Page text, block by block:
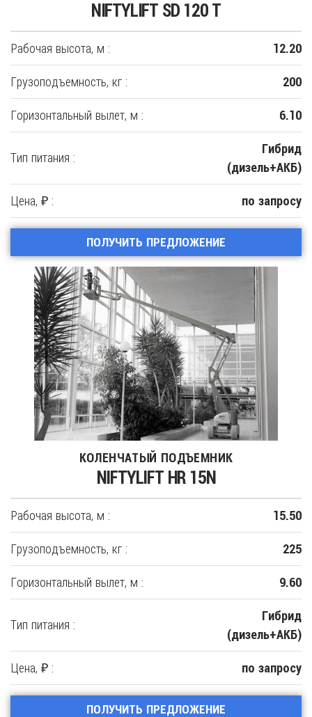
NIFTYLIFT SD 120 T
Рабочая высота, м : 12.20
Грузоподъемность, кг : 200
Горизонтальный вылет, м : 6.10
Тип питания :
Гибрид
(дизель+АКБ)
Цена, ₽ : по запросу
ПОЛУЧИТЬ ПРЕДЛОЖЕНИЕ
КОЛЕНЧАТЫЙ ПОДЪЕМНИК
NIFTYLIFT HR 15N
Рабочая высота, м : 15.50
Грузоподъемность, кг : 225
Горизонтальный вылет, м : 9.60
Тип питания :
Гибрид
(дизель+АКБ)
Цена, ₽ : по запросу
ПОЛУЧИТЬ ПРЕДЛОЖЕНИЕ